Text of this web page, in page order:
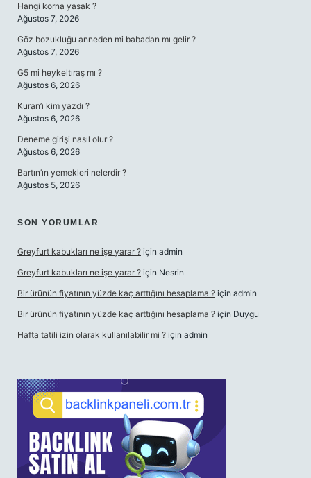
Hangi korna yasak ?
Ağustos 7, 2026
Göz bozukluğu anneden mi babadan mı gelir ?
Ağustos 7, 2026
G5 mi heykeltıraş mı ?
Ağustos 6, 2026
Kuran’ı kim yazdı ?
Ağustos 6, 2026
Deneme girişi nasıl olur ?
Ağustos 6, 2026
Bartın’ın yemekleri nelerdir ?
Ağustos 5, 2026
SON YORUMLAR
Greyfurt kabukları ne işe yarar ? için admin
Greyfurt kabukları ne işe yarar ? için Nesrin
Bir ürünün fiyatının yüzde kaç arttığını hesaplama ? için admin
Bir ürünün fiyatının yüzde kaç arttığını hesaplama ? için Duygu
Hafta tatili izin olarak kullanılabilir mi ? için admin